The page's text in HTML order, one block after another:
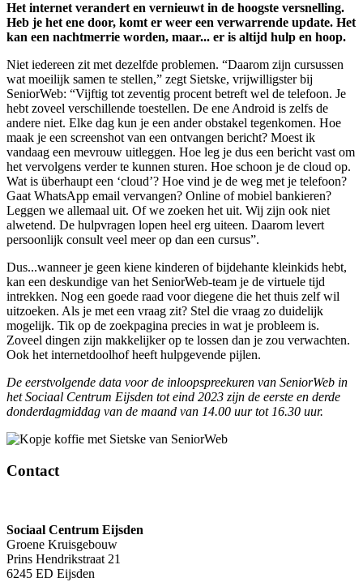
Het internet verandert en vernieuwt in de hoogste versnelling.
Heb je het ene door, komt er weer een verwarrende update. Het
kan een nachtmerrie worden, maar... er is altijd hulp en hoop.
Niet iedereen zit met dezelfde problemen. “Daarom zijn cursussen
wat moeilijk samen te stellen,” zegt Sietske, vrijwilligster bij
SeniorWeb: “Vijftig tot zeventig procent betreft wel de telefoon. Je
hebt zoveel verschillende toestellen. De ene Android is zelfs de
andere niet. Elke dag kun je een ander obstakel tegenkomen. Hoe
maak je een screenshot van een ontvangen bericht? Moest ik
vandaag een mevrouw uitleggen. Hoe leg je dus een bericht vast om
het vervolgens verder te kunnen sturen. Hoe schoon je de cloud op.
Wat is überhaupt een ‘cloud’? Hoe vind je de weg met je telefoon?
Gaat WhatsApp email vervangen? Online of mobiel bankieren?
Leggen we allemaal uit. Of we zoeken het uit. Wij zijn ook niet
alwetend. De hulpvragen lopen heel erg uiteen. Daarom levert
persoonlijk consult veel meer op dan een cursus”.
Dus...wanneer je geen kiene kinderen of bijdehante kleinkids hebt,
kan een deskundige van het SeniorWeb-team je de virtuele tijd
intrekken. Nog een goede raad voor diegene die het thuis zelf wil
uitzoeken. Als je met een vraag zit? Stel die vraag zo duidelijk
mogelijk. Tik op de zoekpagina precies in wat je probleem is.
Zoveel dingen zijn makkelijker op te lossen dan je zou verwachten.
Ook het internetdoolhof heeft hulpgevende pijlen.
De eerstvolgende data voor de inloopspreekuren van SeniorWeb in
het Sociaal Centrum Eijsden tot eind 2023 zijn de eerste en derde
donderdagmiddag van de maand van 14.00 uur tot 16.30 uur.
Contact
Sociaal Centrum Eijsden
Groene Kruisgebouw
Prins Hendrikstraat 21
6245 ED Eijsden